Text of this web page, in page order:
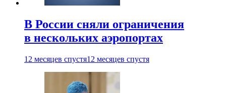
В России сняли ограничения
в нескольких аэропортах
12 месяцев спустя12 месяцев спустя